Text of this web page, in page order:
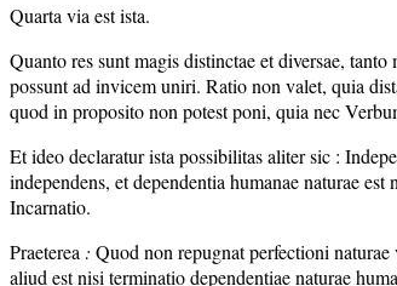
Quarta via est ista.
Quanto res sunt magis distinctae et diversae,
possunt ad invicem uniri. Ratio non valet, quia
quod in proposito non potest poni, quia nec
Et ideo declaratur ista possibilitas aliter sic :
independens, et dependentia humanae naturae
Incarnatio.
Praeterea : Quod non repugnat perfectioni
aliud est nisi terminatio dependentiae naturae